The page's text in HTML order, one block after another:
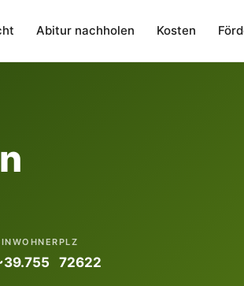
Abitur nachholen Kosten
PLZ
72622